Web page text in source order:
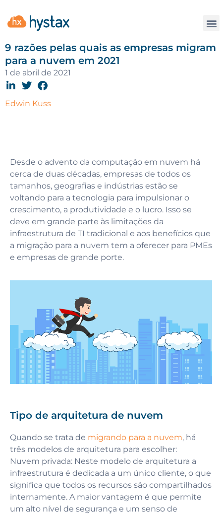
9 razões pelas quais as empresas migram
para a nuvem em 2021
1 de abril de 2021
Edwin Kuss
Desde o advento da computação em nuvem há
cerca de duas décadas, empresas de todos os
tamanhos, geografias e indústrias estão se
voltando para a tecnologia para impulsionar o
crescimento, a produtividade e o lucro. Isso se
deve em grande parte às limitações da
infraestrutura de TI tradicional e aos benefícios que
a migração para a nuvem tem a oferecer para PMEs
e empresas de grande porte.
Tipo de arquitetura de nuvem
Quando se trata de migrando para a nuvem, há
três modelos de arquitetura para escolher:
Nuvem privada: Neste modelo de arquitetura a
infraestrutura é dedicada a um único cliente, o que
significa que todos os recursos são compartilhados
internamente. A maior vantagem é que permite
um alto nível de segurança e um senso de